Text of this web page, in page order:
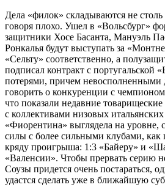
Дела «филок» складываются не
говоря плохо. Ушел в «Вольсбург»
защитники Хосе Басанта, Мануэль
Ронкалья будут выступать за
«Сельту» соответственно, а
подписал контракт с португальской
потерями, причем невосполненными
говорить о конкуренции с
что показали недавние
с коллективами низовых
«Фиорентина» выглядела на уровне,
силы с более сильными клубами, как
кряду проигрыша: 1:3 «Байеру» и
«Валенсии». Чтобы прервать серию
Соузы придется очень постараться,
удастся сделать уже в ближайшую